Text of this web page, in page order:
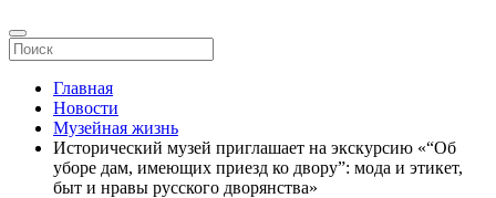
Главная
Новости
Музейная жизнь
Исторический музей приглашает на экскурсию «“Об
уборе дам, имеющих приезд ко двору”: мода и этикет,
быт и нравы русского дворянства»